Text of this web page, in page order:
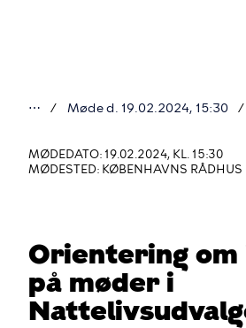
er
her
⋯ Møde d. 19.02.2024, 15:30
MØDEDATO: 19.02.2024, KL. 15:30
MØDESTED: KØBENHAVNS RÅDHUS
Orientering om
på møder i